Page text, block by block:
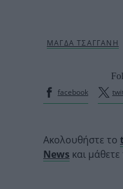
facebook
Ακολουθήστε το
News και